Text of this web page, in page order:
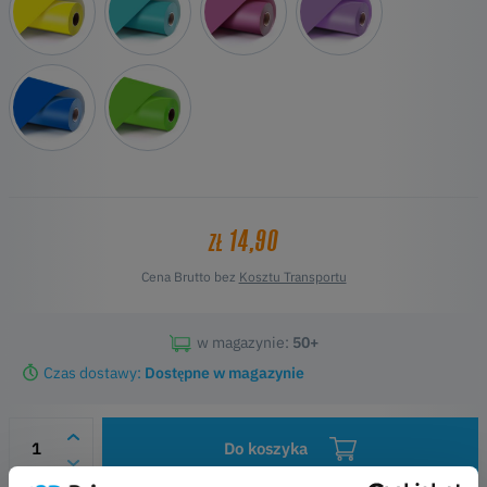
ZŁ 14,90
Cena Brutto bez Kosztu Transportu
w magazynie: 50+
Czas dostawy: Dostępne w magazynie
Do koszyka